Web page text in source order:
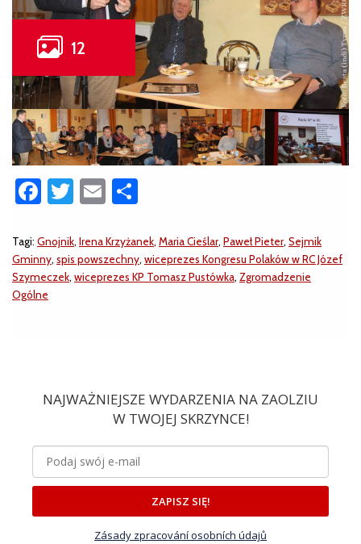
Facebook
Twitter
Email
Tagi: Gnojnik, Irena Krzyżanek, Maria Cieślar, Paweł Pieter, Sejmik
Gminny, spis powszechny, wiceprezes Kongresu Polaków w RC Józef
Szymeczek, wiceprezes KP Tomasz Pustówka, Zgromadzenie
Ogólne
NAJWAŻNIEJSZE WYDARZENIA NA ZAOLZIU
W TWOJEJ SKRZYNCE!
ZAPISZ SIĘ!
Zásady zpracování osobních údajů